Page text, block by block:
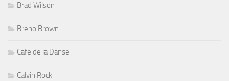
Brad Wilson
Breno Brown
Cafe de la Danse
Calvin Rock